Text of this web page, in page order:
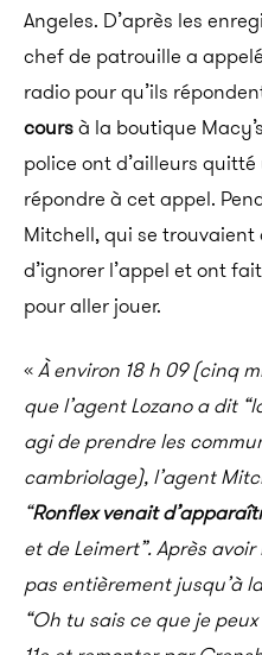
Angeles. D’après les
chef de patrouille a
radio pour qu’ils
coursà la boutique
police ont d’ailleurs
répondre à cet appel.
Mitchell, qui se trouvaient
d’ignorer l’appel et ont
pour aller jouer.
«À environ 18 h 09 (cinq
que l’agent Lozano a dit
agi de prendre les
cambriolage), l’agent
“Ronflex venait
et de Leimert”. Après
pas entièrement jusqu’à
“Oh tu sais ce que je